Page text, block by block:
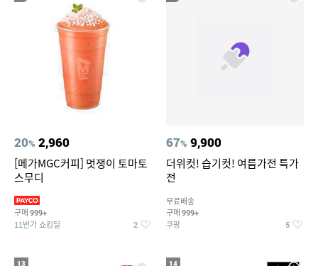
20% 2,960
[메가MGC커피] 멋쟁이 토마토
스무디
구매 999+
11번가 쇼킹딜 2
67% 9,900
더위컷! 습기컷! 여름가전 특가
전
무료배송
구매 999+
쿠팡 5
13 14